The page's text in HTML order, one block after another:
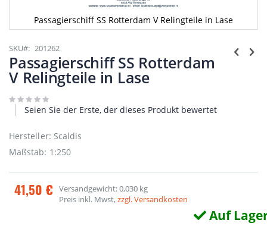
Passagierschiff SS Rotterdam V Relingteile in Lase
Anfang
der
Bildgalerie
springen
SKU 201262
Passagierschiff SS Rotterdam
V Relingteile in Lase
Seien Sie der Erste, der dieses Produkt bewertet
Hersteller: Scaldis
Maßstab: 1:250
41,50 € Versandgewicht: 0,030 kg
Preis inkl. Mwst,zzgl. Versandkosten
Auf